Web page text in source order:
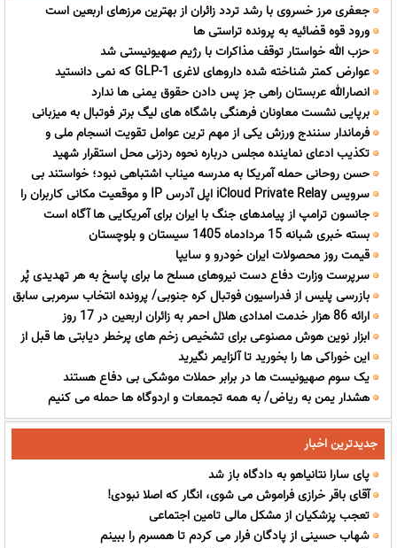
جعفری مرز خسروی با رشد تردد زائران از بهترین مرزهای اربعین است
ورود قوه قضائیه به پرونده تراستی ها
حزب الله خواستار توقف مذاکرات با رژیم صهیونیستی شد
عوارض کمتر شناخته شده داروهای لاغری GLP-1 که نمی دانستید
انصارالله عربستان راهی جز پس دادن حقوق یمنی ها ندارد
برپایی نشست معاونان فرهنگی باشگاه های لیگ برتر فوتبال به میزبانی
سپاهان در اصفهان
فرماندار سنندج ورزش یکی از مهم ترین عوامل تقویت انسجام ملی و
پرورش نسل سالم است
تکذیب ادعای نماینده مجلس درباره نحوه ردزنی محل استقرار شهید
لاریجانی
حسن روحانی حمله آمریکا به مدرسه میناب اشتباهی نبود؛ خواستند بی
رحمی خود را نشان دهند/ کسی که این همه جاسوس و ماهواره دارد نمی
تواند این کارش از روی اشتباه باشد
سرویس iCloud Private Relay اپل آدرس IP و موقعیت مکانی کاربران را
لو می دهد
جانسون ترامپ از پیامدهای جنگ با ایران برای آمریکایی ها آگاه است
بسته خبری شبانه 15 مردادماه 1405 سیستان و بلوچستان
قیمت روز محصولات ایران خودرو و سایپا
سرپرست وزارت دفاع دست نیروهای مسلح ما برای پاسخ به هر تهدیدی پُر
است/ فناوری بومی ایران، برتر از هر سامانه وارداتی در منطقه است
بازرسی پلیس از فدراسیون فوتبال کره جنوبی/ پرونده انتخاب سرمربی سابق
وارد مرحله قضایی شد!
ارائه 86 هزار خدمت امدادی هلال احمر به زائران اربعین در 17 روز
ابزار نوین هوش مصنوعی برای تشخیص زخم های پرخطر دیابتی ها قبل از
بروز
این خوراکی ها را بخورید تا آلزایمر نگیرید
یک سوم صهیونیست ها در برابر حملات موشکی بی دفاع هستند
هشدار یمن به ریاض/ به همه تجمعات و اردوگاه ها حمله می کنیم
جدیدترین اخبار
پای سارا نتانیاهو به دادگاه باز شد
آقای باقر خرازی فراموش می شوی، انگار که اصلا نبودی!
تعجب پزشکیان از مشکل مالی تامین اجتماعی
شهاب حسینی از پادگان فرار می کردم تا همسرم را ببینم